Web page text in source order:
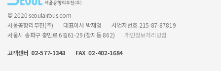
© 2020 seoulairbus.com
서울공항리무진(주)
대표이사 박재영
사업자번호 215-87-87819
서울시 송파구 충민로 6길61-29 (장지동 862)
개인정보처리방침
고객센터 02-577-1343 FAX 02-402-1684